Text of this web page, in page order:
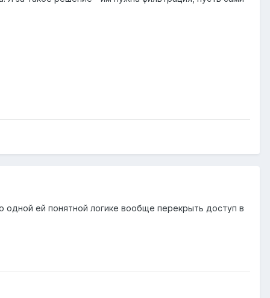
ей понятной логике вообще перекрыть доступ в